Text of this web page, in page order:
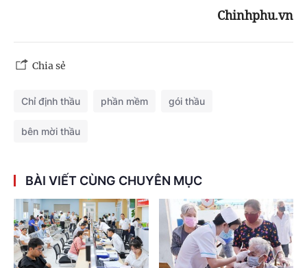
Chinhphu.vn
Chia sẻ
Chỉ định thầu phần mềm gói thầu
bên mời thầu
BÀI VIẾT CÙNG CHUYÊN MỤC